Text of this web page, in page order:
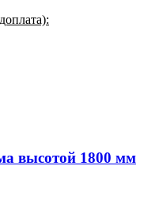
высотой 1800 мм